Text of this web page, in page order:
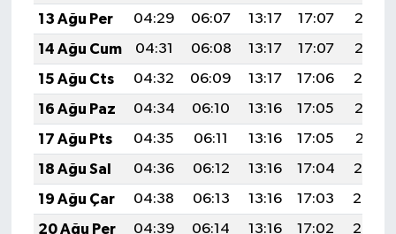
13 Ağu Per
04:29 06:07 13:17 17:07
20:17
14 Ağu Cum
04:31 06:08 13:17 17:07
20:15
15 Ağu Cts
04:32 06:09 13:17 17:06
20:14
16 Ağu Paz
04:34 06:10 13:16 17:05
20:13
17 Ağu Pts
04:35 06:11 13:16 17:05
20:11
18 Ağu Sal
04:36 06:12 13:16 17:04
20:10
19 Ağu Çar
04:38 06:13 13:16 17:03
20:08
20 Ağu Per
04:39 06:14 13:16 17:02 20:07